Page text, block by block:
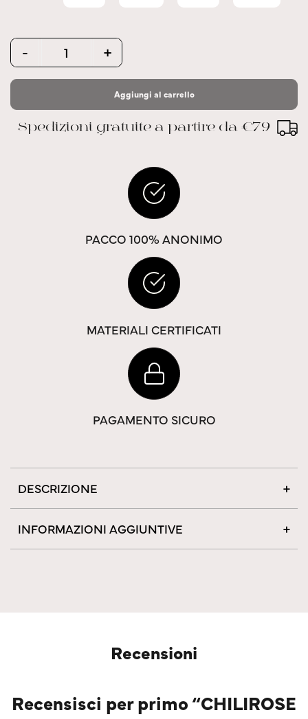
Quantity
- +
Aggiungi al carrello
Spedizioni gratuite a partire da €79
PACCO 100% ANONIMO
MATERIALI CERTIFICATI
PAGAMENTO SICURO
DESCRIZIONE
INFORMAZIONI AGGIUNTIVE
Recensioni
Recensisci per primo “CHILIROSE